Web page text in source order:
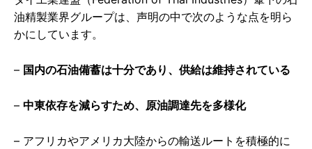
油精製業界グループは、声明の中で次のような点を明ら
かにしています。
– 国内の石油備蓄は十分であり、供給は維持されている
– 中東依存を減らすため、原油調達先を多様化
– アフリカやアメリカ大陸からの輸送ルートを積極的に